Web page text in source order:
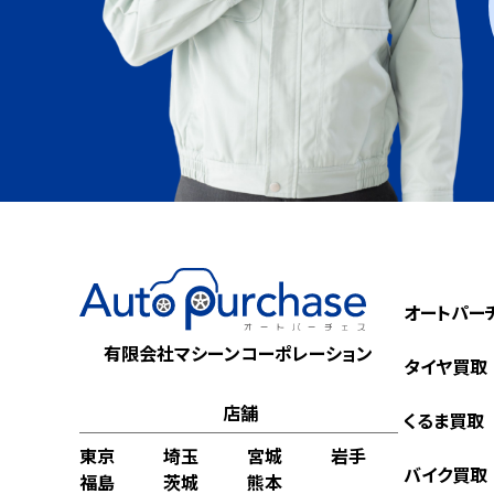
有限会社マシーンコーポレーション
店舗
東京
埼玉 宮城
岩手
福島
茨城 熊本
オートパ
タイヤ買取
くるま買取
バイク買取